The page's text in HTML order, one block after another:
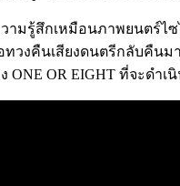
ามรู้สึกเหมือนภาพยนตร์
ทวงคืนเสียงดนตรีกลับคืน
OR EIGHT ที่จะดำเ